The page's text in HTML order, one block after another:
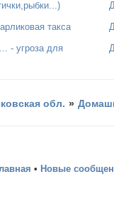
такса
- угроза для
обл. »
• Новые